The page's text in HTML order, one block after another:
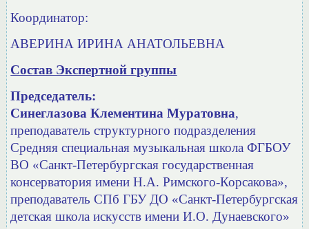
Координатор:
АВЕРИНА ИРИНА АНАТОЛЬЕВНА
Состав Экспертной группы
Председатель:
Синеглазова Клементина Муратовна,
преподаватель структурного подразделения
Средняя специальная музыкальная школа ФГБОУ
ВО «Санкт-Петербургская государственная
консерватория имени Н.А. Римского-Корсакова»,
преподаватель СПб ГБУ ДО «Санкт-Петербургская
детская школа искусств имени И.О. Дунаевского»